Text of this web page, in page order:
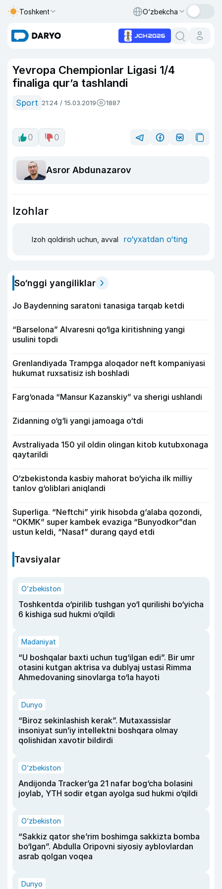
Toshkent O‘zbekcha
Yevropa Chempionlar Ligasi 1/4
finaliga qur’a tashlandi
Sport 21:24 / 15.03.2019 1887
0 0
Asror Abdunazarov
Izohlar
Izoh qoldirish uchun, avval ro‘yxatdan o‘ting
So‘nggi yangiliklar
Jo Baydenning saratoni tanasiga tarqab ketdi
“Barselona” Alvaresni qo‘lga kiritishning yangi
usulini topdi
Grenlandiyada Trampga aloqador neft kompaniyasi
hukumat ruxsatisiz ish boshladi
Farg‘onada “Mansur Kazanskiy” va sherigi ushlandi
Zidanning o‘g‘li yangi jamoaga o‘tdi
Avstraliyada 150 yil oldin olingan kitob kutubxonaga
qaytarildi
O‘zbekistonda kasbiy mahorat bo‘yicha ilk milliy
tanlov g‘oliblari aniqlandi
Superliga. “Neftchi” yirik hisobda g‘alaba qozondi,
“OKMK” super kambek evaziga “Bunyodkor”dan
ustun keldi, “Nasaf” durang qayd etdi
Tavsiyalar
O‘zbekiston
Toshkentda o‘pirilib tushgan yo‘l qurilishi bo‘yicha
6 kishiga sud hukmi o‘qildi
Madaniyat
“U boshqalar baxti uchun tug‘ilgan edi”. Bir umr
otasini kutgan aktrisa va dublyaj ustasi Rimma
Ahmedovaning sinovlarga to‘la hayoti
Dunyo
“Biroz sekinlashish kerak”. Mutaxassislar
insoniyat sun’iy intellektni boshqara olmay
qolishidan xavotir bildirdi
O‘zbekiston
Andijonda Tracker’ga 21 nafar bog‘cha bolasini
joylab, YTH sodir etgan ayolga sud hukmi o‘qildi
O‘zbekiston
“Sakkiz qator she’rim boshimga sakkizta bomba
bo‘lgan”. Abdulla Oripovni siyosiy ayblovlardan
asrab qolgan voqea
Dunyo